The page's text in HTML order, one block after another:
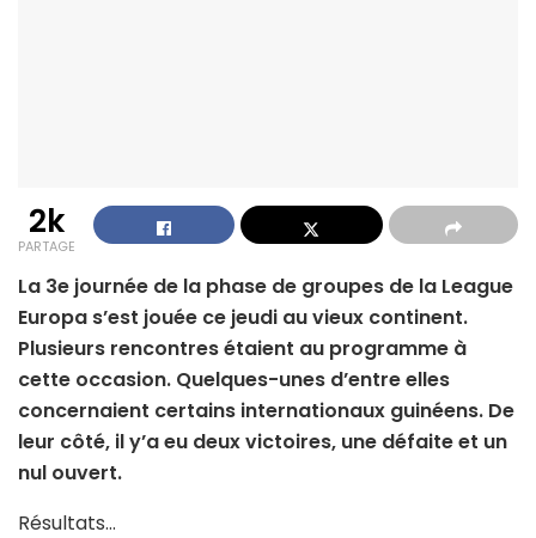
2k
PARTAGE
La 3e journée de la phase de groupes de la League
Europa s’est jouée ce jeudi au vieux continent.
Plusieurs rencontres étaient au programme à
cette occasion. Quelques-unes d’entre elles
concernaient certains internationaux guinéens. De
leur côté, il y’a eu deux victoires, une défaite et un
nul ouvert.
Résultats…